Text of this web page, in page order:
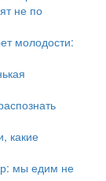
не по
молодости:
какие
мы едим не